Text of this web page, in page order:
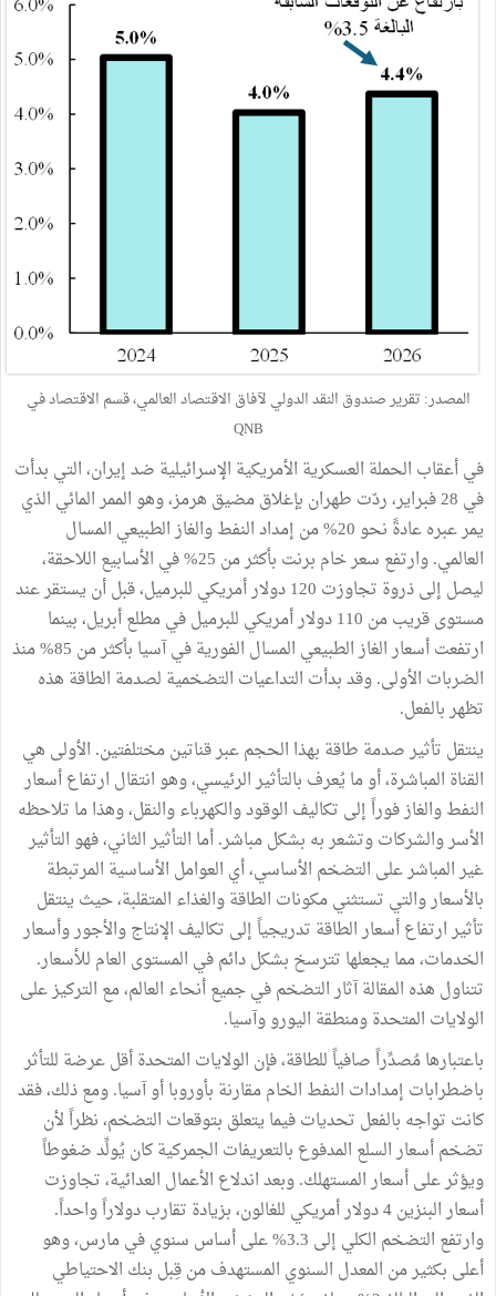
المصدر: تقرير صندوق النقد الدولي لآفاق الاقتصاد العالمي، قسم الاقتصاد في
QNB
في أعقاب الحملة العسكرية الأمريكية الإسرائيلية ضد إيران، التي بدأت
في 28 فبراير، ردّت طهران بإغلاق مضيق هرمز، وهو الممر المائي الذي
يمر عبره عادةً نحو 20% من إمداد النفط والغاز الطبيعي المسال
العالمي. وارتفع سعر خام برنت بأكثر من 25% في الأسابيع اللاحقة،
ليصل إلى ذروة تجاوزت 120 دولار أمريكي للبرميل، قبل أن يستقر عند
مستوى قريب من 110 دولار أمريكي للبرميل في مطلع أبريل، بينما
ارتفعت أسعار الغاز الطبيعي المسال الفورية في آسيا بأكثر من 85% منذ
الضربات الأولى. وقد بدأت التداعيات التضخمية لصدمة الطاقة هذه
تظهر بالفعل.
ينتقل تأثير صدمة طاقة بهذا الحجم عبر قناتين مختلفتين. الأولى هي
القناة المباشرة، أو ما يُعرف بالتأثير الرئيسي، وهو انتقال ارتفاع أسعار
النفط والغاز فوراً إلى تكاليف الوقود والكهرباء والنقل، وهذا ما تلاحظه
الأسر والشركات وتشعر به بشكل مباشر. أما التأثير الثاني، فهو التأثير
غير المباشر على التضخم الأساسي، أي العوامل الأساسية المرتبطة
بالأسعار والتي تستثني مكونات الطاقة والغذاء المتقلبة، حيث ينتقل
تأثير ارتفاع أسعار الطاقة تدريجياً إلى تكاليف الإنتاج والأجور وأسعار
الخدمات، مما يجعلها تترسخ بشكل دائم في المستوى العام للأسعار.
تتناول هذه المقالة آثار التضخم في جميع أنحاء العالم، مع التركيز على
الولايات المتحدة ومنطقة اليورو وآسيا.
باعتبارها مُصدِّراً صافياً للطاقة، فإن الولايات المتحدة أقل عرضة للتأثر
باضطرابات إمدادات النفط الخام مقارنة بأوروبا أو آسيا. ومع ذلك، فقد
كانت تواجه بالفعل تحديات فيما يتعلق بتوقعات التضخم، نظراً لأن
تضخم أسعار السلع المدفوع بالتعريفات الجمركية كان يُولِّد ضغوطاً
ويؤثر على أسعار المستهلك. وبعد اندلاع الأعمال العدائية، تجاوزت
أسعار البنزين 4 دولار أمريكي للغالون، بزيادة تقارب دولاراً واحداً.
وارتفع التضخم الكلي إلى 3.3% على أساس سنوي في مارس، وهو
أعلى بكثير من المعدل السنوي المستهدف من قِبل بنك الاحتياطي